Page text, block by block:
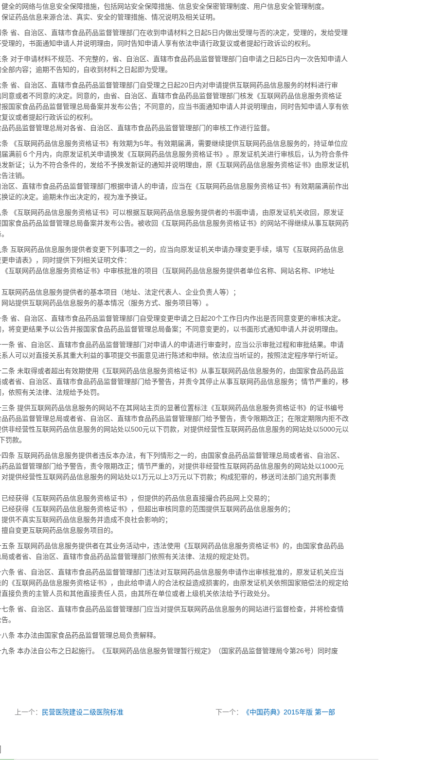
的网络与信息安全保障措施，包括网站安全保障措施、信息安全保密管理制度、用户信息安全管理制度。
药品信息来源合法、真实、安全的管理措施、情况说明及相关证明。
、自治区、直辖市食品药品监督管理部门在收到申请材料之日起5 日内做出受理与否的决定，受理的，发给受理
理的，书面通知申请人并说明理由，同时告知申请人享有依法申请行政复议或者提起行政诉讼的权利。
于申请材料不规范、不完整的，省、自治区、直辖市食品药品监督管理部门自申请之日起5 日内一次告知申请人
部内容；逾期不告知的，自收到材料之日起即为受理。
、自治区、直辖市食品药品监督管理部门自受理之日起20日内对申请提供互联网药品信息服务的材料进行审
意或者不同意的决定。同意的，由省、自治区、直辖市食品药品监督管理部门核发《互联网药品信息服务资格证
国家食品药品监督管理总局备案并发布公告；不同意的，应当书面通知申请人并说明理由，同时告知申请人享有依
议或者提起行政诉讼的权利。
品监督管理总局对各省、自治区、直辖市食品药品监督管理部门的审核工作进行监督。
《互联网药品信息服务资格证书》有效期为5年。有效期届满，需要继续提供互联网药品信息服务的，持证单位应
届满前６个月内，向原发证机关申请换发《互联网药品信息服务资格证书》。原发证机关进行审核后，认为符合条件
新证；认为不符合条件的，发给不予换发新证的通知并说明理由，原《互联网药品信息服务资格证书》由原发证机
注销。
、直辖市食品药品监督管理部门根据申请人的申请，应当在《互联网药品信息服务资格证书》有效期届满前作出
证的决定。逾期未作出决定的，视为准予换证。
互联网药品信息服务资格证书》可以根据互联网药品信息服务提供者的书面申请，由原发证机关收回，原发证
家食品药品监督管理总局备案并发布公告。被收回《互联网药品信息服务资格证书》的网站不得继续从事互联网药
联网药品信息服务提供者变更下列事项之一的，应当向原发证机关申请办理变更手续，填写《互联网药品信息
申请表》，同时提供下列相关证明文件：
联网药品信息服务资格证书》中审核批准的项目（互联网药品信息服务提供者单位名称、网站名称、 IP地址
网药品信息服务提供者的基本项目（地址、法定代表人、企业负责人等）；
提供互联网药品信息服务的基本情况（服务方式、服务项目等）。
、自治区、直辖市食品药品监督管理部门自受理变更申请之日起20个工作日内作出是否同意变更的审核决定。
，将变更结果予以公告并报国家食品药品监督管理总局备案；不同意变更的，以书面形式通知申请人并说明理由。
省、自治区、直辖市食品药品监督管理部门对申请人的申请进行审查时，应当公示审批过程和审批结果。申请
系人可以对直接关系其重大利益的事项提交书面意见进行陈述和申辩。依法应当听证的，按照法定程序举行听证。
未取得或者超出有效期使用《互联网药品信息服务资格证书》从事互联网药品信息服务的，由国家食品药品监
者省、自治区、直辖市食品药品监督管理部门给予警告，并责令其停止从事互联网药品信息服务；情节严重的，移
依照有关法律、法规给予处罚。
提供互联网药品信息服务的网站不在其网站主页的显著位置标注《互联网药品信息服务资格证书》的证书编号
药品监督管理总局或者省、自治区、直辖市食品药品监督管理部门给予警告，责令限期改正；在限定期限内拒不改
非经营性互联网药品信息服务的网站处以500元以下罚款，对提供经营性互联网药品信息服务的网站处以5000元以
罚款。
互联网药品信息服务提供者违反本办法，有下列情形之一的，由国家食品药品监督管理总局或者省、自治区、
品监督管理部门给予警告，责令限期改正；情节严重的，对提供非经营性互联网药品信息服务的网站处以1000元
对提供经营性互联网药品信息服务的网站处以1万元以上3万元以下罚款；构成犯罪的，移送司法部门追究刑事责
获得《互联网药品信息服务资格证书》，但提供的药品信息直接撮合药品网上交易的；
获得《互联网药品信息服务资格证书》，但超出审核同意的范围提供互联网药品信息服务的；
不真实互联网药品信息服务并造成不良社会影响的；
变更互联网药品信息服务项目的。
互联网药品信息服务提供者在其业务活动中，违法使用《互联网药品信息服务资格证书》的，由国家食品药品
或者省、自治区、直辖市食品药品监督管理部门依照有关法律、法规的规定处罚。
省、自治区、直辖市食品药品监督管理部门违法对互联网药品信息服务申请作出审核批准的，原发证机关应当
《互联网药品信息服务资格证书》，由此给申请人的合法权益造成损害的，由原发证机关依照国家赔偿法的规定给
接负责的主管人员和其他直接责任人员，由其所在单位或者上级机关依法给予行政处分。
省、自治区、直辖市食品药品监督管理部门应当对提供互联网药品信息服务的网站进行监督检查，并将检查情
。
本办法由国家食品药品监督管理总局负责解释。
本办法自公布之日起施行。《互联网药品信息服务管理暂行规定》（国家药品监督管理局令第26号）同时废
上一个： 民营医院建设二级医院标准 下一个： 《中国药典》2015年版 第一部